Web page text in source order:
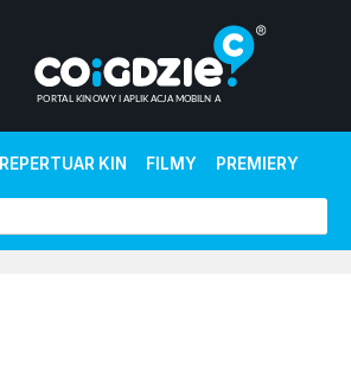
REPERTUAR KIN FILMY PREMIERY